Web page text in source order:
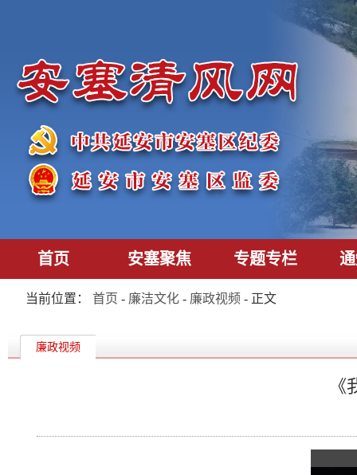
首页 安塞聚焦 专题专栏
当前位置： 首页 - 廉洁文化 - 廉政视频 - 正文
廉政视频